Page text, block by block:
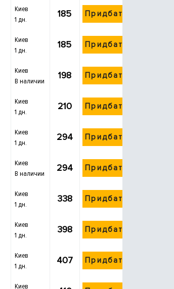
Киев
1 дн.
185 Придбати
Киев
1 дн.
185 Придбати
Киев
В наличии
198 Придбати
Киев
1 дн.
210 Придбати
Киев
1 дн.
294 Придбати
Киев
В наличии
294 Придбати
Киев
1 дн.
338 Придбати
Киев
1 дн.
398 Придбати
Киев
1 дн.
407 Придбати
Киев